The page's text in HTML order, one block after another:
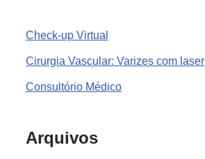
Check-up Virtual
Cirurgia Vascular: Varizes com laser
Consultório Médico
Arquivos